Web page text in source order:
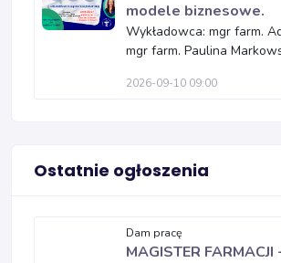
modele biznesowe.
Wykładowca: mgr farm.
mgr farm. Paulina
2026-09-10 09:00
Ostatnie ogłoszenia
Dam pracę
MAGISTER FARMACJI